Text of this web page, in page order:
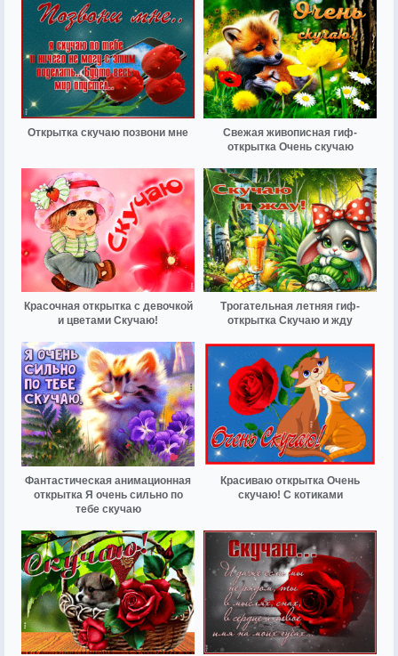
Открытка скучаю позвони мне
Свежая живописная гиф-
открытка Очень скучаю
Красочная открытка с девочкой
и цветами Скучаю!
Трогательная летняя гиф-
открытка Скучаю и жду
Фантастическая анимационная
открытка Я очень сильно по
тебе скучаю
Красиваю открытка Очень
скучаю! С котиками